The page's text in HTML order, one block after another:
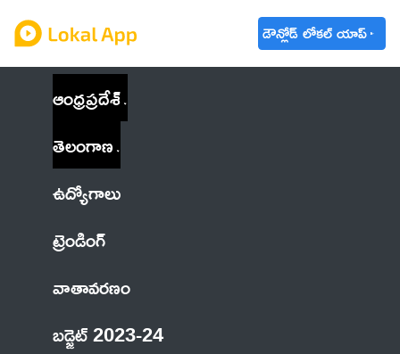
డౌన్లోడ్ లోకల్ యాప్
ఆంధ్రప్రదేశ్
తెలంగాణ
ఉద్యోగాలు
ట్రెండింగ్
వాతావరణం
బడ్జెట్ 2023-24